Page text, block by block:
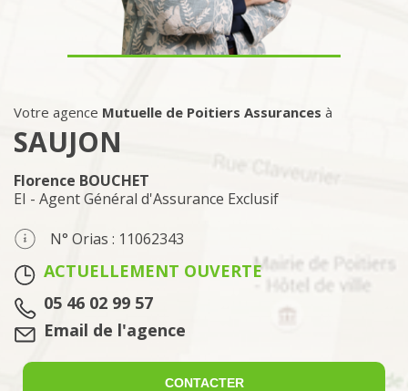
Votre agence Mutuelle de Poitiers Assurances à
SAUJON
Florence BOUCHET
EI - Agent Général d'Assurance Exclusif
N° Orias : 11062343
ACTUELLEMENT OUVERTE
Tél. :
05 46 02 99 57
Email :
Email de l'agence
CONTACTER